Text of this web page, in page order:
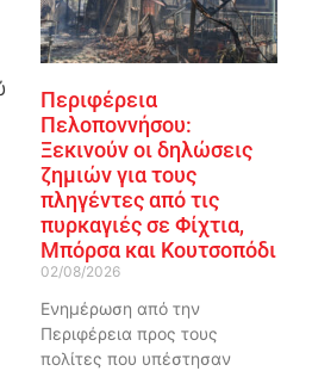
Περιφέρεια
Πελοποννήσου:
Ξεκινούν οι δηλώσεις
ζημιών για τους
πληγέντες από τις
πυρκαγιές σε Φίχτια,
Μπόρσα και Κουτσοπόδι
02/08/2026
Ενημέρωση από την
Περιφέρεια προς τους
πολίτες που υπέστησαν